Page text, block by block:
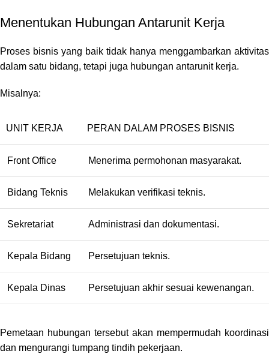
Menentukan Hubungan Antarunit Kerja
Proses bisnis yang baik tidak hanya menggambarkan aktivitas
dalam satu bidang, tetapi juga hubungan antarunit kerja.
Misalnya:
UNIT KERJA PERAN DALAM PROSES BISNIS
Front Office Menerima permohonan masyarakat.
Bidang Teknis Melakukan verifikasi teknis.
Sekretariat Administrasi dan dokumentasi.
Kepala Bidang Persetujuan teknis.
Kepala Dinas Persetujuan akhir sesuai kewenangan.
Pemetaan hubungan tersebut akan mempermudah koordinasi
dan mengurangi tumpang tindih pekerjaan.